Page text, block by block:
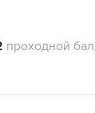
проходной